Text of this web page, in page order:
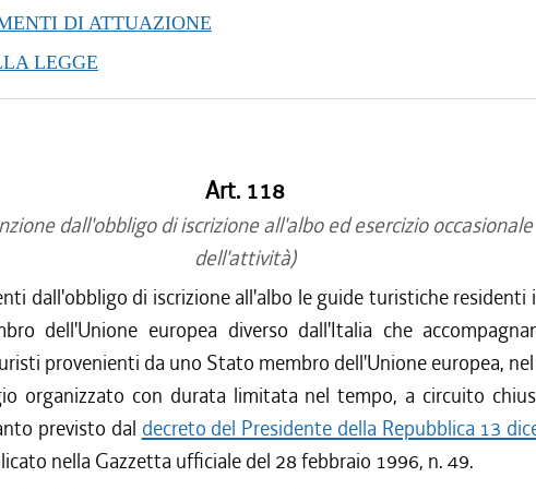
al 23/10/2013
al 31/12/2012
al 28/12/2012
2012 al 15/02/2012
al 31/12/2010
al 27/10/2010
al 27/08/2010
al 12/08/2010
al 21/07/2010
al 12/05/2010
DI ATTUAZIONE
LEGGE
Art. 118
dall'obbligo di iscrizione all'albo ed esercizio occasionale
dell'attività)
dall'obbligo di iscrizione all'albo le guide turistiche residenti
dell'Unione europea diverso dall'Italia che
provenienti da uno Stato membro dell'Unione europea,
organizzato con durata limitata nel tempo, a circuito
previsto dal decreto del Presidente della Repubblica 13
nella Gazzetta ufficiale del 28 febbraio 1996, n. 49.